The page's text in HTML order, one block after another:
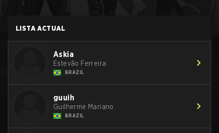
LISTA ACTUAL
Askia
Estevão Ferreira
BRAZIL
guuih
Guilherme Mariano
BRAZIL